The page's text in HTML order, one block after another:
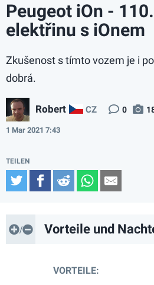
Peugeot iOn -
elektřinu s iOnem
Zkušenost s tímto vozem je i po
dobrá.
Robert CZ 0
1 Mar 2021 7:43
TwitterFacebook
Reddit WhatsApp
Vorteile und
VORTEILE: